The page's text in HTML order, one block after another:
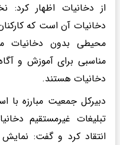
از دخانیات اظهار کرد:
دخانیات آن است که
محیطی بدون دخانیات
مناسبی برای آموزش و
دخانیات هستند.
دبیرکل جمعیت مبارزه با
تبلیغات غیرمستقیم
انتقاد کرد و گفت: